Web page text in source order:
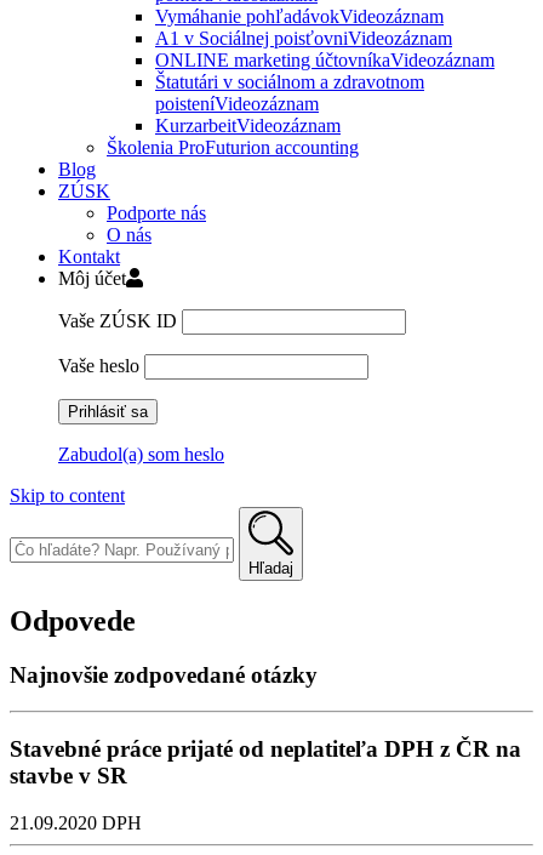
Vymáhanie pohľadávokVideozáznam
A1 v Sociálnej poisťovniVideozáznam
ONLINE marketing účtovníkaVideozáznam
Štatutári v sociálnom a zdravotnom
poisteníVideozáznam
KurzarbeitVideozáznam
Školenia ProFuturion accounting
Blog
ZÚSK
Podporte nás
O nás
Kontakt
Môj účet
Vaše ZÚSK ID
Vaše heslo
Zabudol(a) som heslo
Skip to content
Hľadaj
Odpovede
Najnovšie zodpovedané otázky
Stavebné práce prijaté od neplatiteľa DPH z ČR na
stavbe v SR
21.09.2020 DPH